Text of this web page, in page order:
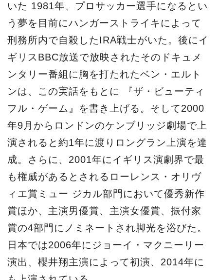
いた 1981年、プロサッカー選手になるとい
う夢を目前にハンガーストライキによって
刑務所内で自殺したIRA戦士がいた。後にイ
ギリスBBC放送で放映されたそのドキュメ
ンタリー番組に胸を打たれたベン・エルト
ンは、この実話をもとに 『ザ・ビューティ
フル・ゲーム』を書き上げる。そして2000
年9月からロンドンのケンブリッジ劇場で上
演されると約1年に渡りロングラン上演を達
成。さらに、2001年にイギリス演劇界で最
も権威があるとされるローレンス・オリヴ
ィエ賞ミュー ジカル部門において優秀新作
賞ほか、主演男優賞、主演女優賞、振付家
賞の4部門にノミネートされ脚光を浴びた。
日本では2006年にジョーイ・マクニーリー
演出、櫻井翔主演によって初演、2014年に